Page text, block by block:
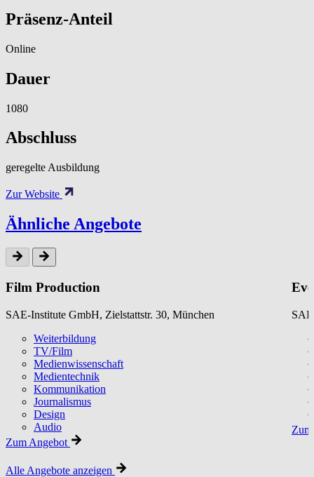
Präsenz-Anteil
Online
Dauer
1080
Abschluss
geregelte Ausbildung
Zur Website
Ähnliche Angebote
Film Production
SAE-Institute GmbH, Zielstattstr. 30, München
Weiterbildung
TV/Film
Medienwissenschaft
Medientechnik
Kommunikation
Journalismus
Design
Audio
Zum Angebot
Alle Angebote anzeigen